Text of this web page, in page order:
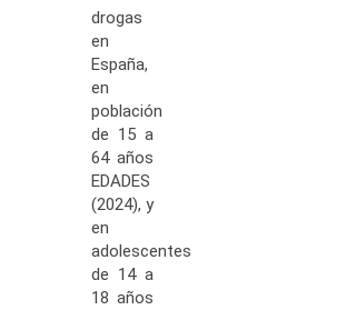
drogas
en
España,
en
población
de 15 a
64 años
EDADES
(2024), y
en
adolescentes
de 14 a
18 años